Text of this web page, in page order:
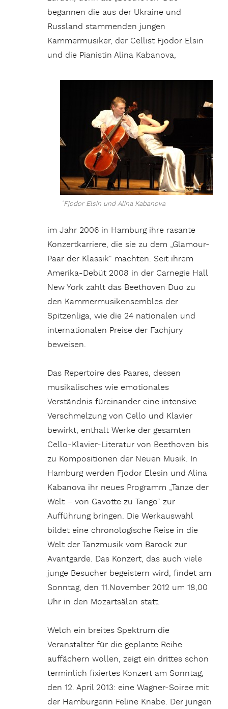
begannen die aus der Ukraine und
Russland stammenden jungen
Kammermusiker, der Cellist Fjodor Elsin
und die Pianistin Alina Kabanova,
´Fjodor Elsin und Alina Kabanova
im Jahr 2006 in Hamburg ihre rasante
Konzertkarriere, die sie zu dem „Glamour-
Paar der Klassik“ machten. Seit ihrem
Amerika-Debüt 2008 in der Carnegie Hall
New York zählt das Beethoven Duo zu
den Kammermusikensembles der
Spitzenliga, wie die 24 nationalen und
internationalen Preise der Fachjury
beweisen.
Das Repertoire des Paares, dessen
musikalisches wie emotionales
Verständnis füreinander eine intensive
Verschmelzung von Cello und Klavier
bewirkt, enthält Werke der gesamten
Cello-Klavier-Literatur von Beethoven bis
zu Kompositionen der Neuen Musik. In
Hamburg werden Fjodor Elesin und Alina
Kabanova ihr neues Programm „Tänze der
Welt – von Gavotte zu Tango“ zur
Aufführung bringen. Die Werkauswahl
bildet eine chronologische Reise in die
Welt der Tanzmusik vom Barock zur
Avantgarde. Das Konzert, das auch viele
junge Besucher begeistern wird, findet am
Sonntag, den 11.November 2012 um 18,00
Uhr in den Mozartsälen statt.
Welch ein breites Spektrum die
Veranstalter für die geplante Reihe
auffächern wollen, zeigt ein drittes schon
terminlich fixiertes Konzert am Sonntag,
den 12. April 2013: eine Wagner-Soiree mit
der Hamburgerin Feline Knabe. Der jungen